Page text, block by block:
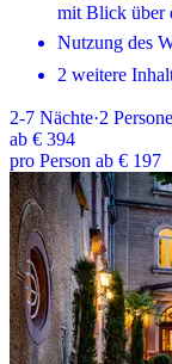
mit Blick über
Nutzung des
2 weitere
2-7 Nächte·2
ab € 394
pro Person ab € 197